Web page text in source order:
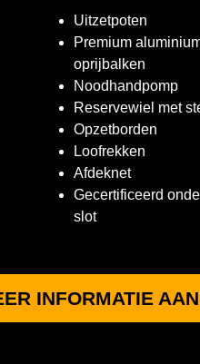
Uitzetpoten
Premium
oprijbalken
Noodhandpomp
Reservewiel met
Opzetborden
Loofrekken
Afdeknet
Gecertificeerd
slot
INFORMATIE